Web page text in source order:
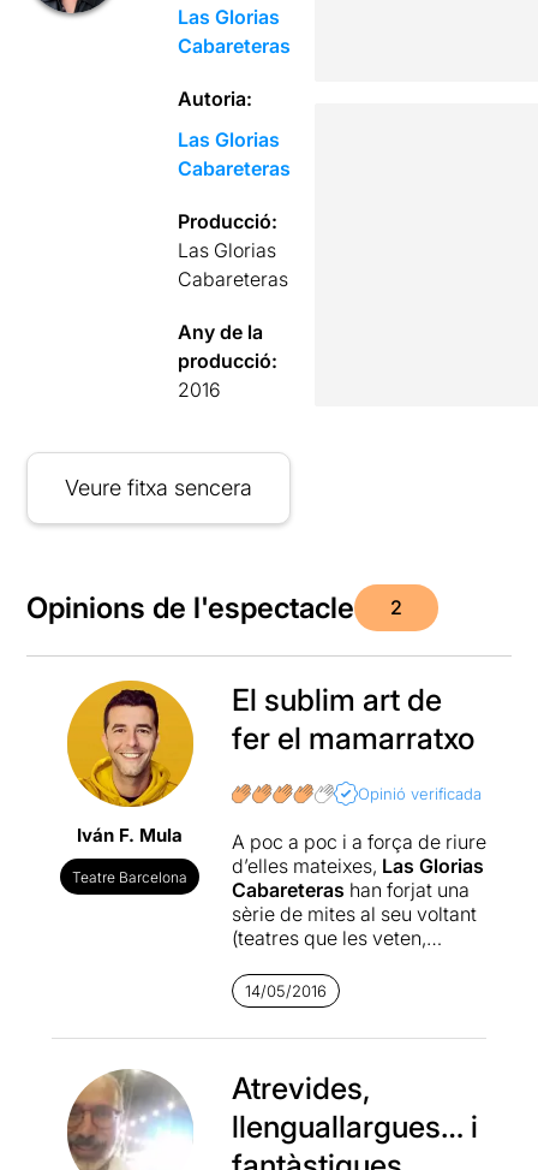
Las Glorias
Cabareteras
Autoria:
Las Glorias
Cabareteras
Producció:
Las Glorias
Cabareteras
Any de la
producció:
2016
Veure fitxa sencera
Opinions de l'espectacle 2
Iván F. Mula
Teatre Barcelona
El sublim art de
fer el mamarratxo
Opinió verificada
A poc a poc i a força de riure
d’elles mateixes, Las Glorias
Cabareteras han forjat una
sèrie de mites al seu voltant
(teatres que les veten,
contra elles, sales que
tanquen després d’una
actuació seva...) que les han
del cabaret underground. La
seva (suposada) carrera
maleïda, però, ha suposat
dos elements importants.
14/05/2016
Atrevides,
llenguallargues… i